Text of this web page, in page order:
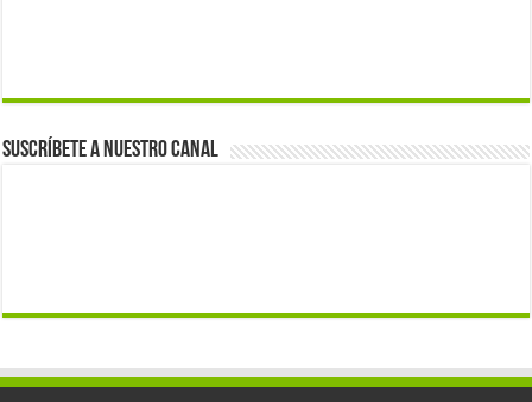
Suscríbete a nuestro canal